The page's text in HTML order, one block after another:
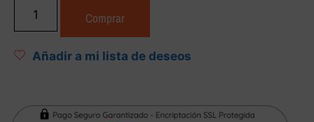
Comprar
Añadir a mi lista de deseos